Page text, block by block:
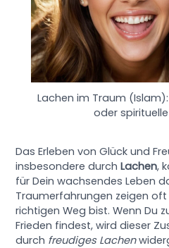
Lachen im Traum
oder
Das Erleben von Glück und
insbesondere durchLachen,
für Dein wachsendes Leben
Traumerfahrungen zeigen
richtigen Weg bist. Wenn Du
Frieden findest, wird dieser
durch freudiges Lachen